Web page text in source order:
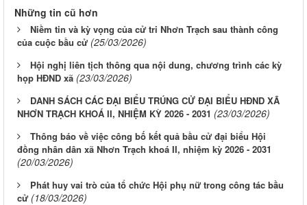
Những tin cũ hơn
Niềm tin và kỳ vọng của cử tri Nhơn Trạch sau thành công
của cuộc bầu cử (25/03/2026)
Hội nghị liên tịch thông qua nội dung, chương trình các kỳ
họp HĐND xã (23/03/2026)
DANH SÁCH CÁC ĐẠI BIỂU TRÚNG CỬ ĐẠI BIỂU HĐND XÃ
NHƠN TRẠCH KHOÁ II, NHIỆM KỲ 2026 - 2031 (23/03/2026)
Thông báo về việc công bố kết quả bầu cử đại biểu Hội
đồng nhân dân xã Nhơn Trạch khoá II, nhiệm kỳ 2026 - 2031
(20/03/2026)
Phát huy vai trò của tổ chức Hội phụ nữ trong công tác bầu
cử (18/03/2026)